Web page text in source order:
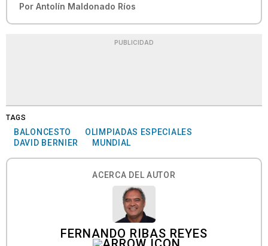
Por Antolín Maldonado Ríos
PUBLICIDAD
TAGS
BALONCESTO
OLIMPIADAS ESPECIALES
DAVID BERNIER
MUNDIAL
ACERCA DEL AUTOR
FERNANDO RIBAS REYES